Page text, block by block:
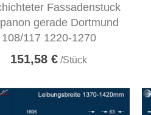
Fassadenstuck
gerade Dortmund
108/117 1220-1270
151,58 € /Stück